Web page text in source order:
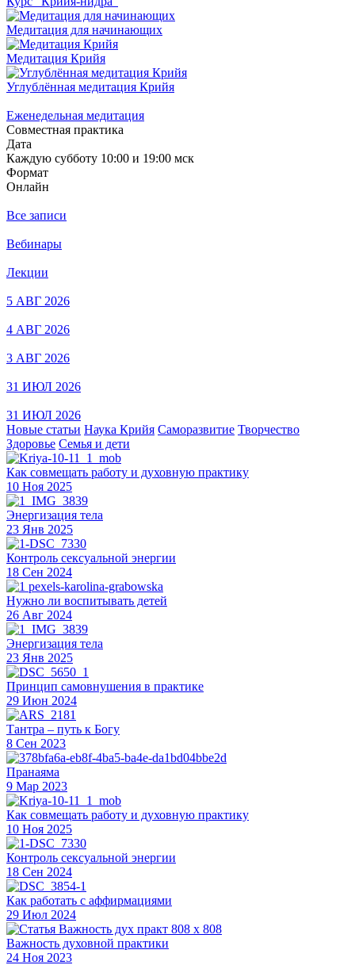
Медитация для начинающих
Медитация Крийя
Углублённая медитация Крийя
Еженедельная медитация
Совместная практика
Дата
Каждую субботу 10:00 и 19:00 мск
Формат
Онлайн
Все записи
Вебинары
Лекции
5 АВГ 2026
4 АВГ 2026
3 АВГ 2026
31 ИЮЛ 2026
31 ИЮЛ 2026
Новые статьи Наука Крийя Саморазвитие Творчество
Здоровье Семья и дети
Как совмещать работу и духовную практику
10 Ноя 2025
Энергизация тела
23 Янв 2025
Контроль сексуальной энергии
18 Сен 2024
Нужно ли воспитывать детей
26 Авг 2024
Энергизация тела
23 Янв 2025
Принцип самовнушения в практике
29 Июн 2024
Тантра – путь к Богу
8 Сен 2023
Пранаяма
9 Мар 2023
Как совмещать работу и духовную практику
10 Ноя 2025
Контроль сексуальной энергии
18 Сен 2024
Как работать с аффирмациями
29 Июл 2024
Важность духовной практики
24 Ноя 2023